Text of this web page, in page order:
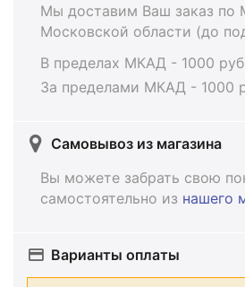
Мы доставим Ваш заказ по
Московской области (до
В пределах МКАД - 1000
За пределами МКАД - 1000
Самовывоз из магазина
Вы можете забрать свою
самостоятельно из нашего
Варианты оплаты